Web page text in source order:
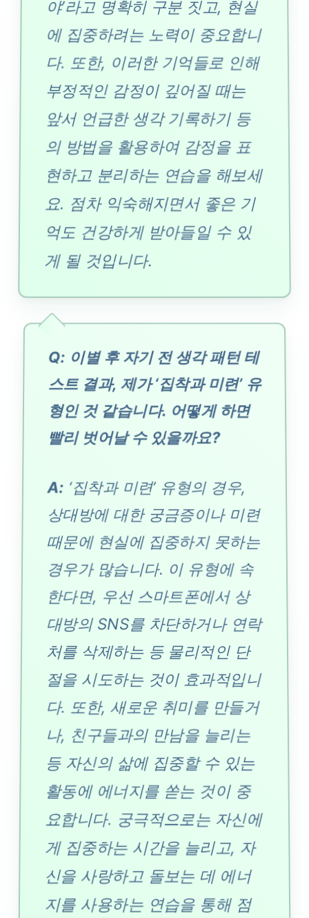
야’라고 명확히 구분 짓고, 현실
에 집중하려는 노력이 중요합니
다. 또한, 이러한 기억들로 인해
부정적인 감정이 깊어질 때는
앞서 언급한 생각 기록하기 등
의 방법을 활용하여 감정을 표
현하고 분리하는 연습을 해보세
요. 점차 익숙해지면서 좋은 기
억도 건강하게 받아들일 수 있
게 될 것입니다.
Q: 이별 후 자기 전 생각 패턴 테
스트 결과, 제가 ‘집착과 미련’ 유
형인 것 같습니다. 어떻게 하면
빨리 벗어날 수 있을까요?
A: ‘집착과 미련’ 유형의 경우,
상대방에 대한 궁금증이나 미련
때문에 현실에 집중하지 못하는
경우가 많습니다. 이 유형에 속
한다면, 우선 스마트폰에서 상
대방의 SNS를 차단하거나 연락
처를 삭제하는 등 물리적인 단
절을 시도하는 것이 효과적입니
다. 또한, 새로운 취미를 만들거
나, 친구들과의 만남을 늘리는
등 자신의 삶에 집중할 수 있는
활동에 에너지를 쏟는 것이 중
요합니다. 궁극적으로는 자신에
게 집중하는 시간을 늘리고, 자
신을 사랑하고 돌보는 데 에너
지를 사용하는 연습을 통해 점